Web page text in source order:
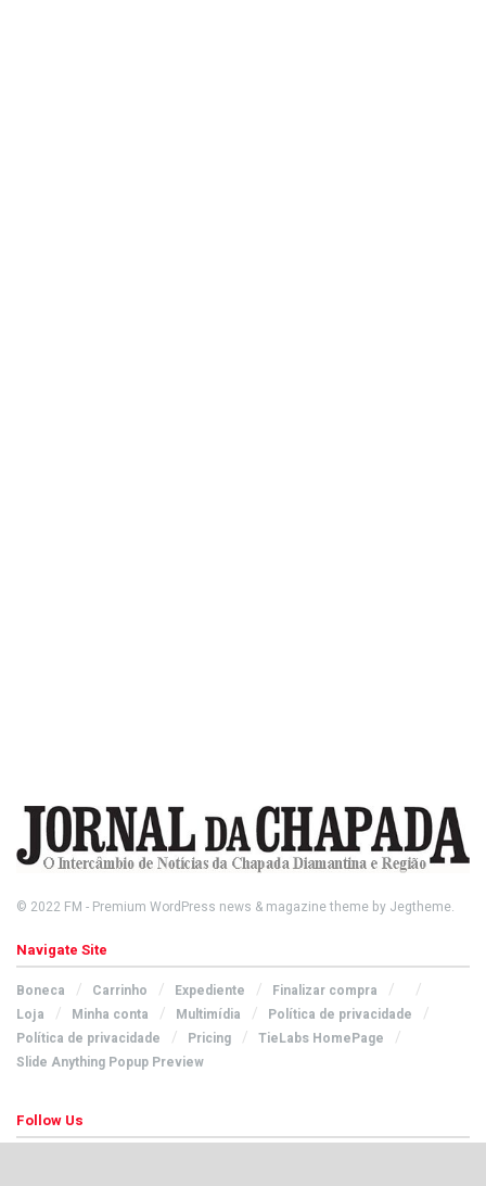
© 2022 FM - Premium WordPress news & magazine theme by Jegtheme.
Navigate Site
Boneca Carrinho Expediente
Finalizar compra
Loja
Minha conta Multimídia
Política de privacidade
Política de privacidade
Pricing
TieLabs HomePage
Slide Anything Popup Preview
Follow Us